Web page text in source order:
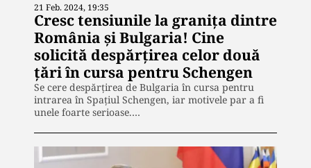
21 Feb. 2024, 19:35
Cresc tensiunile la granița dintre
România și Bulgaria! Cine
solicită despărțirea celor două
țări în cursa pentru Schengen
Se cere despărțirea de Bulgaria în cursa pentru
intrarea în Spațiul Schengen, iar motivele par a fi
unele foarte serioase.…